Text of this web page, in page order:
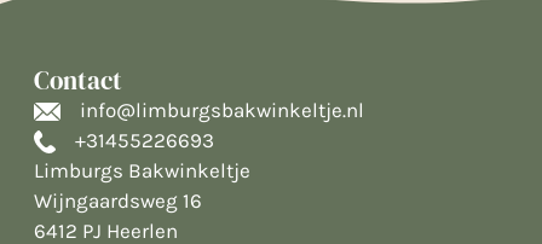
Contact
info@limburgsbakwinkeltje.nl
+31455226693
Limburgs Bakwinkeltje
Wijngaardsweg 16
6412 PJ Heerlen